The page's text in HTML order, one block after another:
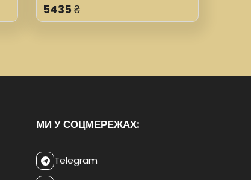
5435 ₴
МИ У СОЦМЕРЕЖАХ:
Telegram